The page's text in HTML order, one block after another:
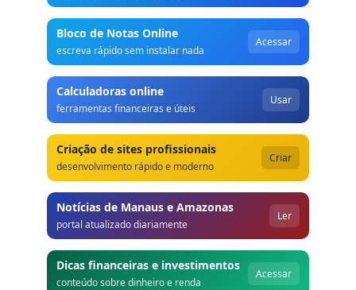
Bloco de Notas Online
escreva rápido sem instalar nada
Acessar
Calculadoras online
ferramentas financeiras e úteis
Usar
Criação de sites profissionais
desenvolvimento rápido e moderno
Criar
Notícias de Manaus e Amazonas
portal atualizado diariamente
Ler
Dicas financeiras e investimentos
conteúdo sobre dinheiro e renda
Acessar